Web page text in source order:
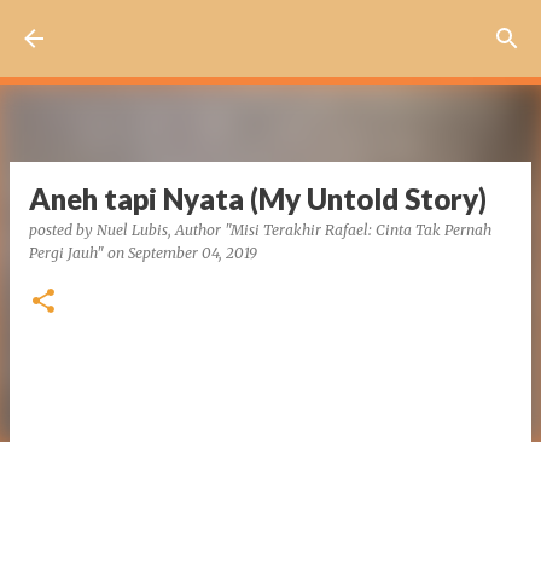
Aneh tapi Nyata (My Untold Story)
posted by Nuel Lubis, Author "Misi Terakhir Rafael: Cinta Tak Pernah
Pergi Jauh" on September 04, 2019